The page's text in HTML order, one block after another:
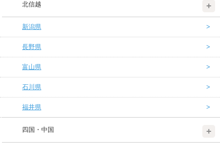
北信越
新潟県
長野県
富山県
石川県
福井県
四国・中国